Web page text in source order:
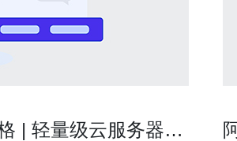
| 轻量级云服务器低